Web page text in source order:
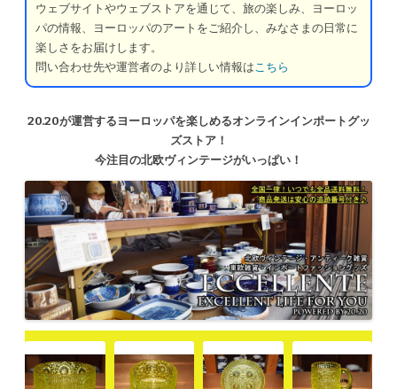
ウェブサイトやウェブストアを通じて、旅の楽しみ、ヨーロッ
パの情報、ヨーロッパのアートをご紹介し、みなさまの日常に
楽しさをお届けします。
問い合わせ先や運営者のより詳しい情報はこちら
20.20が運営するヨーロッパを楽しめるオンラインインポートグッ
ズストア！
今注目の北欧ヴィンテージがいっぱい！